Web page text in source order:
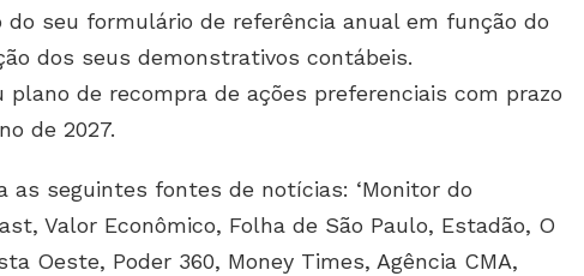
do seu formulário de referência anual em função do
dos seus demonstrativos contábeis.
plano de recompra de ações preferenciais com prazo
de 2027.
as seguintes fontes de notícias: ‘Monitor do
Valor Econômico, Folha de São Paulo, Estadão, O
Oeste, Poder 360, Money Times, Agência CMA,